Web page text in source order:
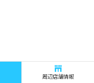
周辺店舗情報